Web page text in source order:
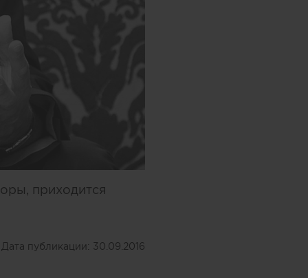
приходится
Дата публикации: 30.09.2016